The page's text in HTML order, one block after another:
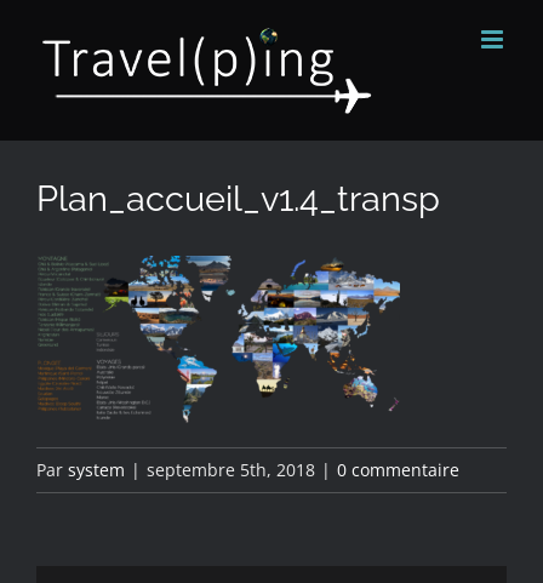
contenu
Plan_accueil_v1.4_transp
Par system | septembre 5th, 2018 | 0 commentaire